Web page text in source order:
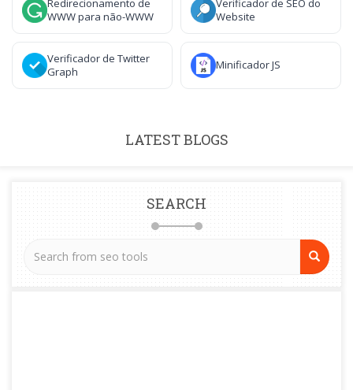
Redirecionamento de
WWW para não-WWW
Verificador de SEO do
Website
Verificador de Twitter
Graph
Minificador JS
LATEST BLOGS
SEARCH